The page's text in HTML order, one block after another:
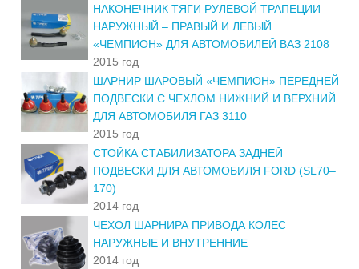
НАКОНЕЧНИК ТЯГИ РУЛЕВОЙ ТРАПЕЦИИ
НАРУЖНЫЙ – ПРАВЫЙ И ЛЕВЫЙ
«ЧЕМПИОН» ДЛЯ АВТОМОБИЛЕЙ ВАЗ 2108
2015 год
ШАРНИР ШАРОВЫЙ «ЧЕМПИОН» ПЕРЕДНЕЙ
ПОДВЕСКИ С ЧЕХЛОМ НИЖНИЙ И ВЕРХНИЙ
ДЛЯ АВТОМОБИЛЯ ГАЗ 3110
2015 год
СТОЙКА СТАБИЛИЗАТОРА ЗАДНЕЙ
ПОДВЕСКИ ДЛЯ АВТОМОБИЛЯ FORD (SL70–
170)
2014 год
ЧЕХОЛ ШАРНИРА ПРИВОДА КОЛЕС
НАРУЖНЫЕ И ВНУТРЕННИЕ
2014 год